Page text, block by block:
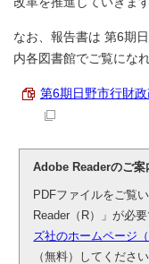
なお、報告書は 第6期
内各図書館でご覧になれ
第6期日野市行財
Adobe Readerのご案
PDFファイルをご覧
Reader（R）」が必
ズ社のホームページ
（無料）してください